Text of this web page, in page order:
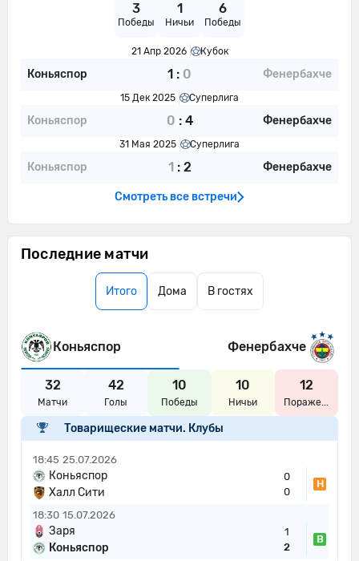
3
Победы
1
Ничьи
6
Победы
21 Апр 2026 Кубок
Коньяспор 1 : 0 Фенербахче
15 Дек 2025 Суперлига
Коньяспор 0 : 4 Фенербахче
31 Мая 2025 Суперлига
Коньяспор 1: 2 Фенербахче
Смотреть все встречи
Последние матчи
Итого Дома В гостях
Коньяспор Фенербахче
32
Матчи
42
Голы
10
Победы
10
Ничьи
12
Пораже...
Товарищеские матчи. Клубы
18:45 25.07.2026
Коньяспор
Халл Сити
0
0
Н
18:30 15.07.2026
Заря
Коньяспор
1
2
В